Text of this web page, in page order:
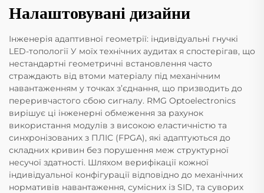
Налаштовувані дизайни
Інженерія адаптивної геометрії: індивідуальні гнучкі
LED-топології У моїх технічних аудитах я спостерігав, що
нестандартні геометричні встановлення часто
страждають від втоми матеріалу під механічним
навантаженням у точках з’єднання, що призводить до
переривчастого сбою сигналу. RMG Optoelectronics
вирішує ці інженерні обмеження за рахунок
використання модулів з високою еластичністю та
синхронізованих з ПЛІС (FPGA), які адаптуються до
складних кривин без порушення меж структурної
несучої здатності. Шляхом верифікації кожної
індивідуальної конфігурації відповідно до механічних
нормативів навантаження, сумісних із SID, та суворих